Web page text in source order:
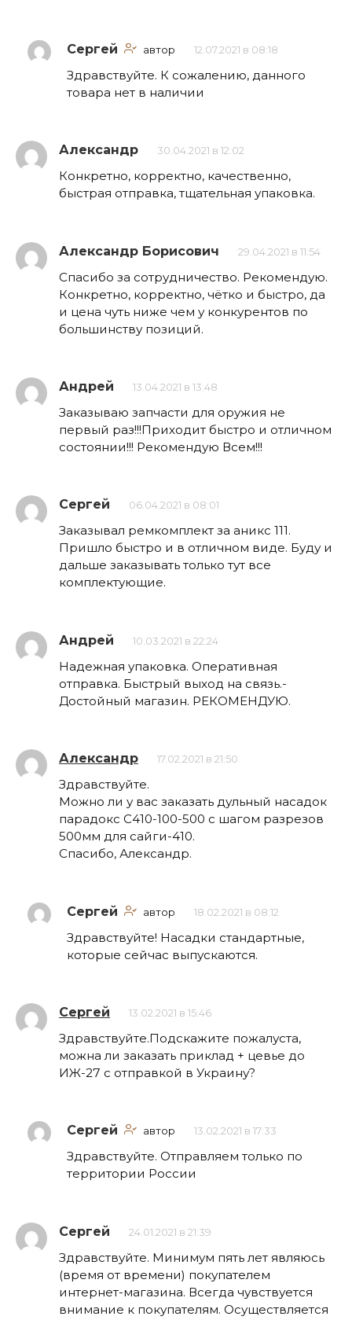
Сергей автор 12.07.2021 в 08:18
Здравствуйте. К сожалению, данного
товара нет в наличии
Александр 30.04.2021 в 12:02
Конкретно, корректно, качественно,
быстрая отправка, тщательная упаковка.
Александр Борисович 29.04.2021 в 11:54
Спасибо за сотрудничество. Рекомендую.
Конкретно, корректно, чётко и быстро, да
и цена чуть ниже чем у конкурентов по
большинству позиций.
Андрей 13.04.2021 в 13:48
Заказываю запчасти для оружия не
первый раз!!!Приходит быстро и отличном
состоянии!!! Рекомендую Всем!!!
Сергей 06.04.2021 в 08:01
Заказывал ремкомплект за аникс 111.
Пришло быстро и в отличном виде. Буду и
дальше заказывать только тут все
комплектующие.
Андрей 10.03.2021 в 22:24
Надежная упаковка. Оперативная
отправка. Быстрый выход на связь.-
Достойный магазин. РЕКОМЕНДУЮ.
Александр 17.02.2021 в 21:50
Здравствуйте.
Можно ли у вас заказать дульный насадок
парадокс С410-100-500 с шагом разрезов
500мм для сайги-410.
Спасибо, Александр.
Сергей автор 18.02.2021 в 08:12
Здравствуйте! Насадки стандартные,
которые сейчас выпускаются.
Сергей 13.02.2021 в 15:46
Здравствуйте.Подскажите пожалуста,
можна ли заказать приклад + цевье до
ИЖ-27 с отправкой в Украину?
Сергей автор 13.02.2021 в 17:33
Здравствуйте. Отправляем только по
территории России
Сергей 24.01.2021 в 21:39
Здравствуйте. Минимум пять лет являюсь
(время от времени) покупателем
интернет-магазина. Всегда чувствуется
внимание к покупателям. Осуществляется